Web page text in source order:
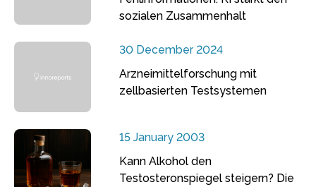
sozialen Zusammenhalt
30 December 2024
Arzneimittelforschung mit
zellbasierten Testsystemen
15 January 2003
Kann Alkohol den
Testosteronspiegel steigern? Die